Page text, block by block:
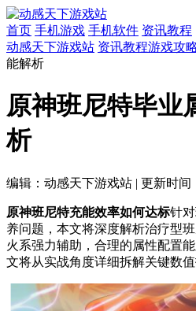
首页 手机游戏 手机软件 资讯教程
动感天下游戏站 资讯教程游戏攻
能解析
原神班尼特毕业
析
编辑：动感天下游戏站 | 更新时间
原神班尼特充能效率如何达标针
养问题，本文将深度解析治疗型
火系强力辅助，合理的属性配置
文将从实战角度详细拆解关键数值